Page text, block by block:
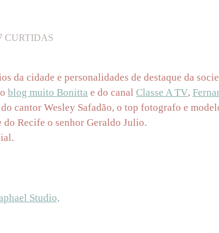
CURTIDAS
da cidade e personalidades de destaque da
blog muito Bonitta e do canal Classe A TV,
cantor Wesley Safadão, o top fotografo e
Recife o senhor Geraldo Julio.
Studio,